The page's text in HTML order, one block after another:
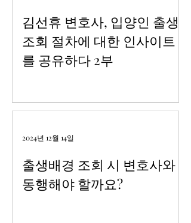
김선휴 변호사, 입양인 출생
조회 절차에 대한 인사이트
를 공유하다 2부
출생배경 조회 시 변호사와
동행해야 할까요?
2024년 12월 14일